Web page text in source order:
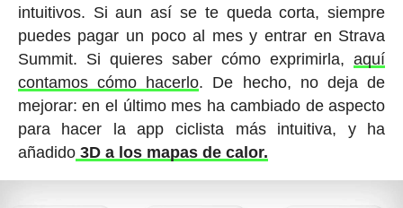
intuitivos. Si aun así se te queda corta, siempre
puedes pagar un poco al mes y entrar en Strava
Summit. Si quieres saber cómo exprimirla,aquí
contamos cómo hacerlo. De hecho, no deja de
mejorar: en el último mes ha cambiado de aspecto
para hacer la app ciclista más intuitiva, y ha
añadido3D a los mapas de calor.